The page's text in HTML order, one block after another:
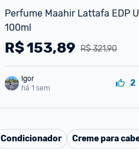
Perfume Maahir Lattafa EDP
100ml
R$ 321,90
R$153,89
Igor
há 1 sem
2
Condicionador Creme para